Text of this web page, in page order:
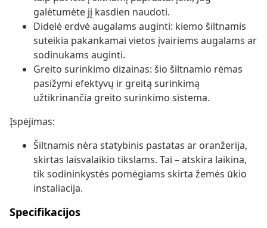
galėtumėte jį kasdien naudoti.
Didelė erdvė augalams auginti: kiemo šiltnamis
suteikia pakankamai vietos įvairiems augalams ar
sodinukams auginti.
Greito surinkimo dizainas: šio šiltnamio rėmas
pasižymi efektyvų ir greitą surinkimą
užtikrinančia greito surinkimo sistema.
Įspėjimas:
Šiltnamis nėra statybinis pastatas ar oranžerija,
skirtas laisvalaikio tikslams. Tai – atskira laikina,
tik sodininkystės pomėgiams skirta žemės ūkio
instaliacija.
Specifikacijos